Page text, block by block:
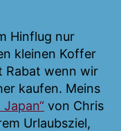
Hinflug nur
kleinen Koffer
Rabat wenn wir
kaufen. Meins
Japan“ von Chris
Urlaubsziel,